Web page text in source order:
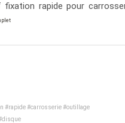
rapide pour
#rapide #carrosserie #outillage